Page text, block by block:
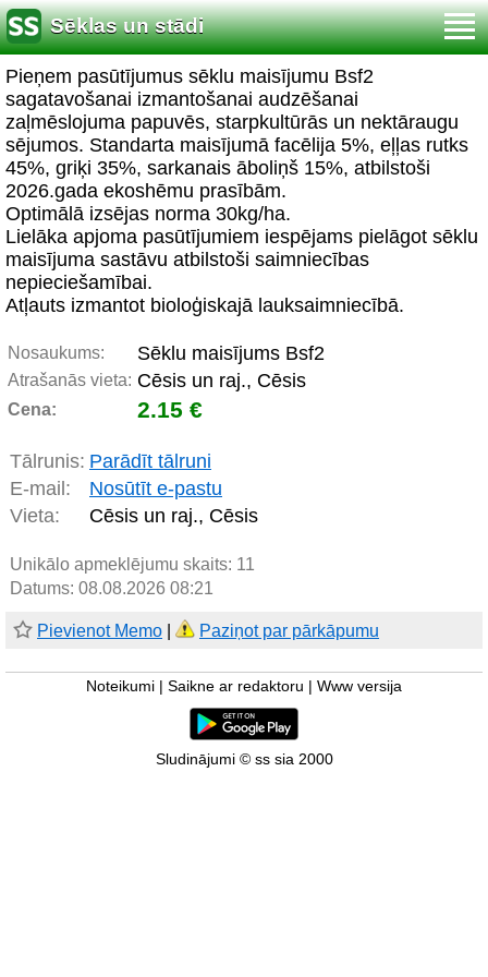
Sēklas un stādi
Pieņem pasūtījumus sēklu maisījumu Bsf2
sagatavošanai izmantošanai audzēšanai
zaļmēslojuma papuvēs, starpkultūrās un nektāraugu
sējumos. Standarta maisījumā facēlija 5%, eļļas rutks
45%, griķi 35%, sarkanais āboliņš 15%, atbilstoši
2026.gada ekoshēmu prasībām.
Optimālā izsējas norma 30kg/ha.
Lielāka apjoma pasūtījumiem iespējams pielāgot sēklu
maisījuma sastāvu atbilstoši saimniecības
nepieciešamībai.
Atļauts izmantot bioloģiskajā lauksaimniecībā.
Nosaukums: Sēklu maisījums Bsf2
Atrašanās vieta: Cēsis un raj., Cēsis
Cena: 2.15 €
Tālrunis: Parādīt tālruni
E-mail:
Nosūtīt e-pastu
Vieta:
Cēsis un raj., Cēsis
Unikālo apmeklējumu skaits: 11
Datums: 08.08.2026 08:21
Pievienot Memo Paziņot par pārkāpumu
Noteikumi Saikne ar redaktoru Www versija
Sludinājumi © ss sia 2000